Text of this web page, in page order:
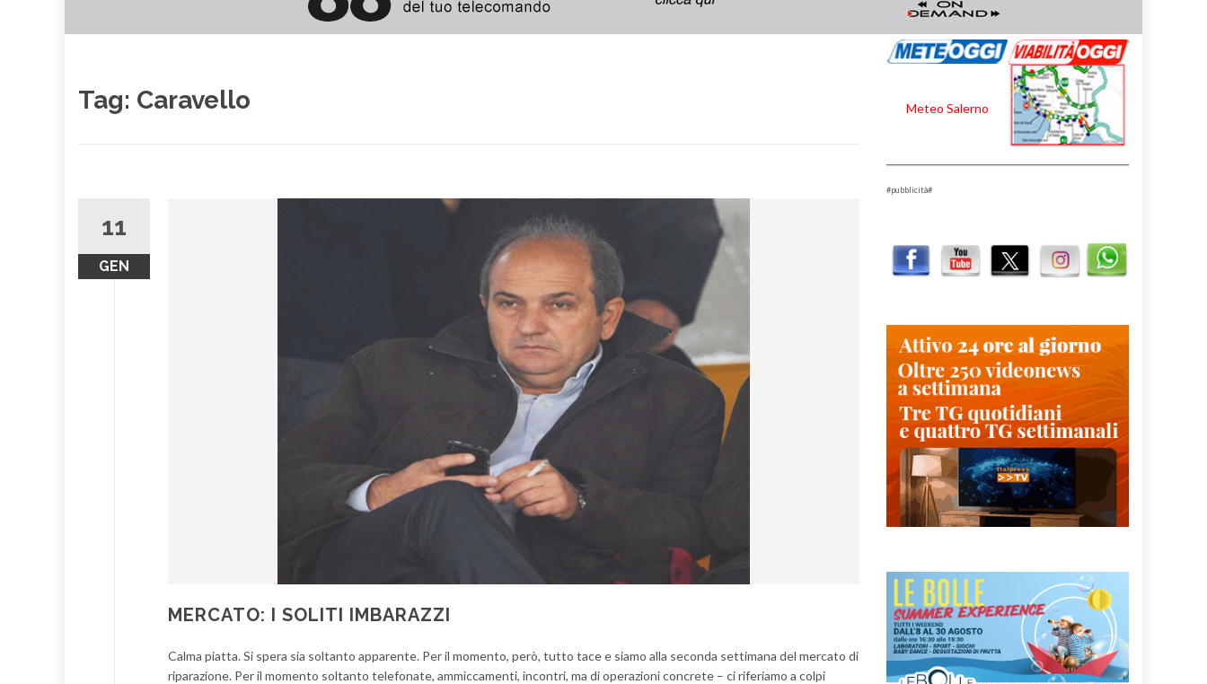
Tag: Caravello
11
GEN
MERCATO: I SOLITI IMBARAZZI
Calma piatta. Si spera sia soltanto apparente. Per il momento, però, tutto tace e siamo alla seconda settimana del mercato di
riparazione. Per il momento soltanto telefonate, ammiccamenti, incontri, ma di operazioni concrete – ci riferiamo a colpi
Meteo Salerno
#pubblicità#